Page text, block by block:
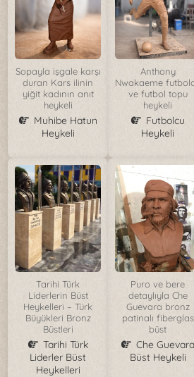
Sopayla işgale karşı
duran Kars ilinin
yiğit kadının anıt
heykeli
Muhibe Hatun
Heykeli
Anthony
Nwakaeme
ve futbol topu
heykeli
Futbolcu
Heykeli
Tarihi Türk
Liderlerin Büst
Heykelleri – Türk
Büyükleri Bronz
Büstleri
Tarihi Türk
Liderler Büst
Heykelleri
Puro ve bere
detaylıyla Che
Guevara bronz
patinalı fiberglas
büst
Che Guevara
Büst Heykeli